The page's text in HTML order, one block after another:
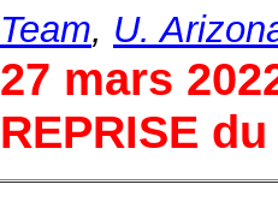
Team, U.
27 mars
REPRISE